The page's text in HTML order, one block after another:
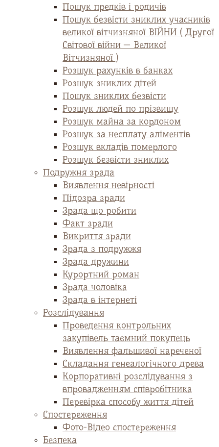
Пошук предків і родичів
Пошук безвісти зниклих учасників
великої вітчизняної ВІЙНИ ( Другої
Світової війни — Великої
Вітчизняної )
Розшук рахунків в банках
Розшук зниклих дітей
Пошук зниклих безвісти
Розшук людей по прізвищу
Розшук майна за кордоном
Розшук за несплату аліментів
Розшук вкладів померлого
Розшук безвісти зниклих
Подружня зрада
Виявлення невірності
Підозра зради
Зрада що робити
Факт зради
Викриття зради
Зрада з подружжя
Зрада дружини
Курортний роман
Зрада чоловіка
Зрада в інтернеті
Розслідування
Проведення контрольних
закупівель таємний покупець
Виявлення фальшивої нареченої
Складання генеалогічного древа
Корпоративні розслідування з
впровадженням співробітника
Перевірка способу життя дітей
Спостереження
Фото-Відео спостереження
Безпека